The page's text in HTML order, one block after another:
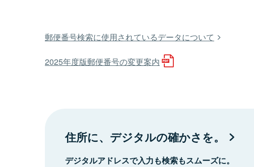
郵便番号検索に使用されているデータについて
2025年度版郵便番号の変更案内
住所に、デジタルの確かさを。
デジタルアドレスで入力も検索もスムーズに。